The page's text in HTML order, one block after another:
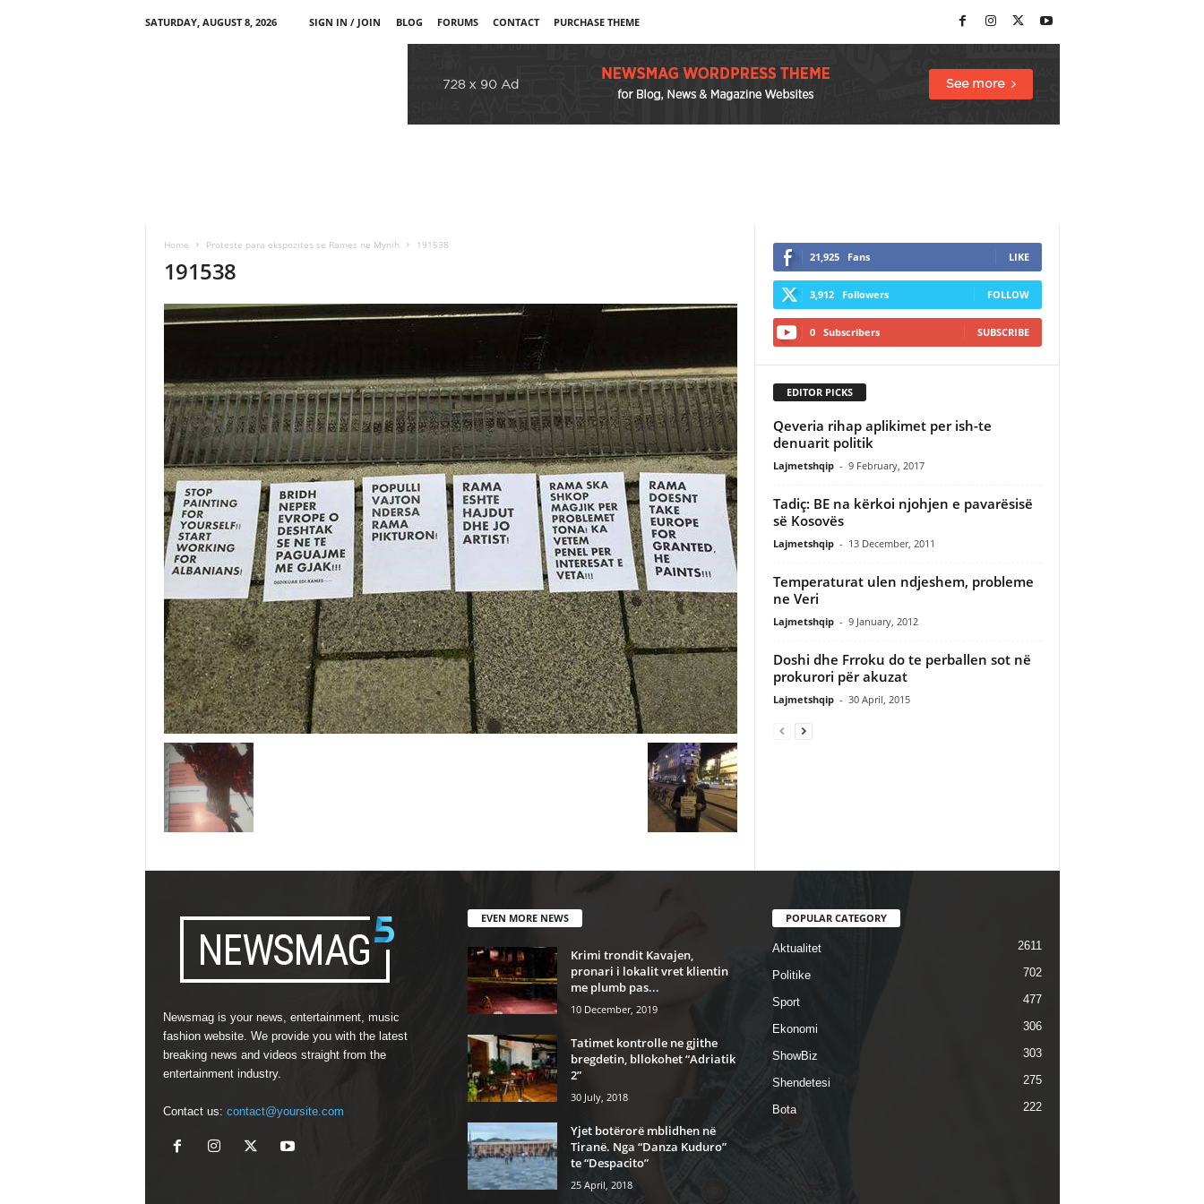
SATURDAY, AUGUST 8, 2026 SIGN IN / JOIN BLOG FORUMS CONTACT PURCHASE THEME
Home Proteste para ekspozites se Rames ne Mynih 191538
191538 21,925 Fans LIKE
3,912 Followers FOLLOW
0 Subscribers SUBSCRIBE
EDITOR PICKS
Qeveria rihap aplikimet per ish-te
denuarit politik
Lajmetshqip - 9 February, 2017
Tadiç: BE na kërkoi njohjen e pavarësisë
së Kosovës
Lajmetshqip - 13 December, 2011
Temperaturat ulen ndjeshem, probleme
ne Veri
Lajmetshqip - 9 January, 2012
Doshi dhe Frroku do te perballen sot në
prokurori për akuzat
Lajmetshqip - 30 April, 2015
Newsmag is your news, entertainment, music
fashion website. We provide you with the latest
breaking news and videos straight from the
entertainment industry.
Contact us: contact@yoursite.com
EVEN MORE NEWS
Krimi trondit Kavajen,
pronari i lokalit vret klientin
me plumb pas...
10 December, 2019
Tatimet kontrolle ne gjithe
bregdetin, bllokohet “Adriatik
2”
30 July, 2018
Yjet botërorë mblidhen në
Tiranë. Nga “Danza Kuduro”
te “Despacito”
25 April, 2018
POPULAR CATEGORY
Aktualitet 2611
Politike 702
Sport 477
Ekonomi 306
ShowBiz 303
Shendetesi 275
Bota 222